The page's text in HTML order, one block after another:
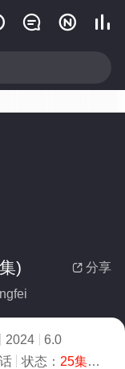
  
 分享
)
2024
6.0
状态： 25集全